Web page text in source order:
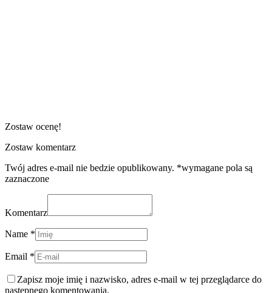
Zostaw ocenę!
Zostaw komentarz
Twój adres e-mail nie bedzie opublikowany. *wymagane pola są
zaznaczone
Komentarz
Name *
Email *
Zapisz moje imię i nazwisko, adres e-mail w tej przeglądarce do
następnego komentowania.